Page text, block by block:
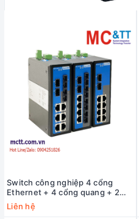
Switch công nghiệp 4 cổng
Ethernet + 4 cổng quang + 2
cổng Gigabit SFP 3Onedata
IES2010-4T4F2GS-P220
Liên hệ